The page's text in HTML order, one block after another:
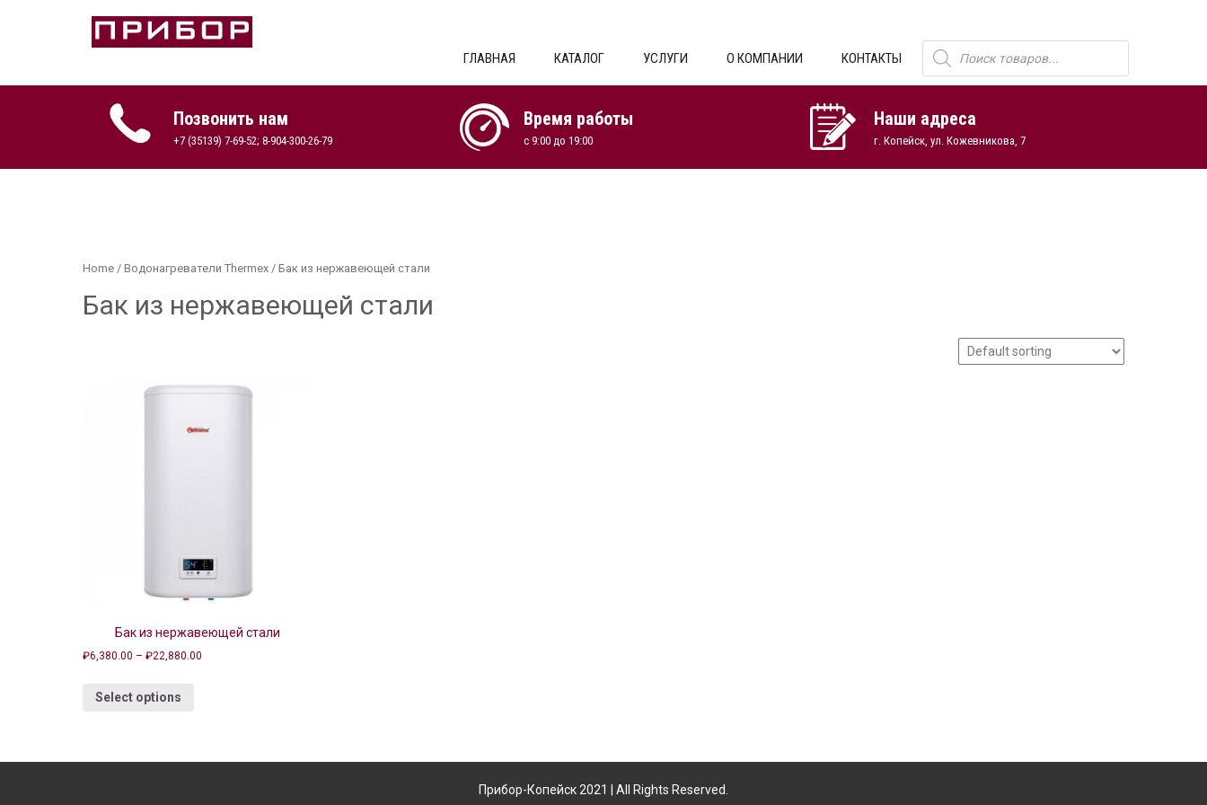
ГЛАВНАЯ КАТАЛОГ УСЛУГИ О КОМПАНИИ КОНТАКТЫ
Поиск
товаров
Позвонить нам
+7 (35139) 7-69-52; 8-904-300-26-79
Время работы
с 9:00 до 19:00
Наши адреса
г. Копейск, ул. Кожевникова, 7
Home / Водонагреватели Thermex / Бак из нержавеющей стали
Бак из нержавеющей стали
Бак из нержавеющей стали
₽6,380.00 – ₽22,880.00
Select options
Прибор-Копейск 2021 | All Rights Reserved.